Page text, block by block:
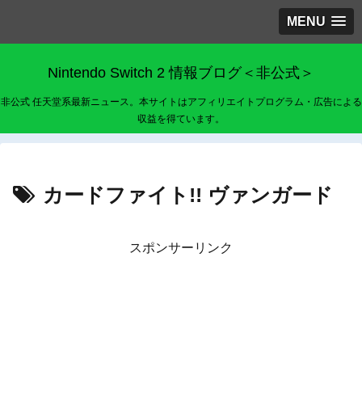
MENU
Nintendo Switch 2 情報ブログ＜非公式＞
非公式 任天堂系最新ニュース。本サイトはアフィリエイトプログラム・広告による
収益を得ています。
カードファイト!! ヴァンガード
スポンサーリンク